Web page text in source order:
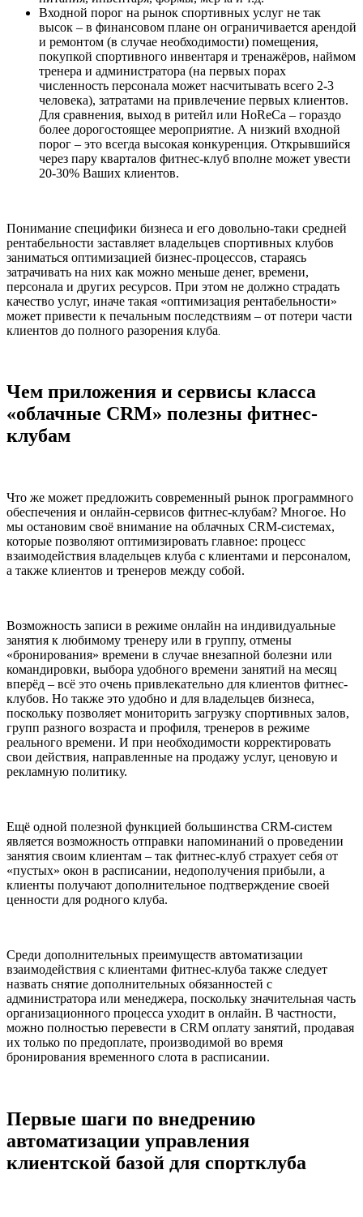
Входной порог на рынок спортивных услуг не так
высок – в финансовом плане он ограничивается арендой
и ремонтом (в случае необходимости) помещения,
покупкой спортивного инвентаря и тренажёров, наймом
тренера и администратора (на первых порах
численность персонала может насчитывать всего 2-3
человека), затратами на привлечение первых клиентов.
Для сравнения, выход в ритейл или HoReCa – гораздо
более дорогостоящее мероприятие. А низкий входной
порог – это всегда высокая конкуренция. Открывшийся
через пару кварталов фитнес-клуб вполне может увести
20-30% Ваших клиентов.
Понимание специфики бизнеса и его довольно-таки средней
рентабельности заставляет владельцев спортивных клубов
заниматься оптимизацией бизнес-процессов, стараясь
затрачивать на них как можно меньше денег, времени,
персонала и других ресурсов. При этом не должно страдать
качество услуг, иначе такая «оптимизация рентабельности»
может привести к печальным последствиям – от потери части
клиентов до полного разорения клуба
Чем приложения и сервисы класса
«облачные CRM» полезны фитнес-
клубам
Что же может предложить современный рынок программного
обеспечения и онлайн-сервисов фитнес-клубам? Многое. Но
мы остановим своё внимание на облачных CRM-системах,
которые позволяют оптимизировать главное: процесс
взаимодействия владельцев клуба с клиентами и персоналом,
а также клиентов и тренеров между собой.
Возможность записи в режиме онлайн на индивидуальные
занятия к любимому тренеру или в группу, отмены
«бронирования» времени в случае внезапной болезни или
командировки, выбора удобного времени занятий на месяц
вперёд – всё это очень привлекательно для клиентов фитнес-
клубов. Но также это удобно и для владельцев бизнеса,
поскольку позволяет мониторить загрузку спортивных залов,
групп разного возраста и профиля, тренеров в режиме
реального времени. И при необходимости корректировать
свои действия, направленные на продажу услуг, ценовую и
рекламную политику.
Ещё одной полезной функцией большинства CRM-систем
является возможность отправки напоминаний о проведении
занятия своим клиентам – так фитнес-клуб страхует себя от
«пустых» окон в расписании, недополучения прибыли, а
клиенты получают дополнительное подтверждение своей
ценности для родного клуба.
Среди дополнительных преимуществ автоматизации
взаимодействия с клиентами фитнес-клуба также следует
назвать снятие дополнительных обязанностей с
администратора или менеджера, поскольку значительная часть
организационного процесса уходит в онлайн. В частности,
можно полностью перевести в CRM оплату занятий, продавая
их только по предоплате, производимой во время
бронирования временного слота в расписании.
Первые шаги по внедрению
автоматизации управления
клиентской базой для спортклуба